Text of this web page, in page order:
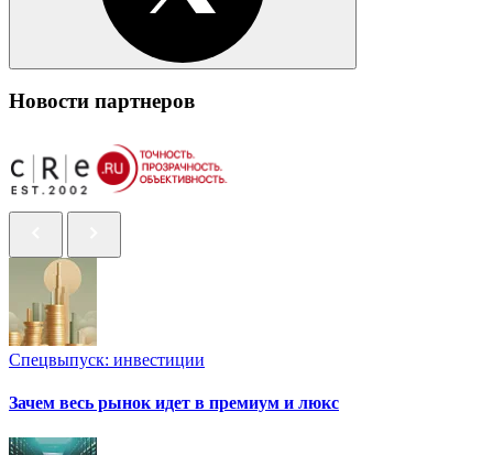
Новости партнеров
Спецвыпуск: инвестиции
Зачем весь рынок идет в премиум и люкс